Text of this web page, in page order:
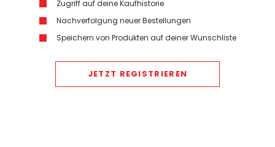
Zugriff auf deine Kaufhistorie
Nachverfolgung neuer Bestellungen
Speichern von Produkten auf deiner Wunschliste
JETZT REGISTRIEREN